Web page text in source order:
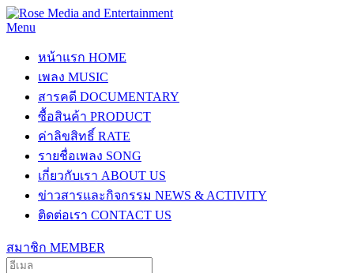
Menu
หน้าแรก HOME
เพลง MUSIC
สารคดี DOCUMENTARY
ซื้อสินค้า PRODUCT
ค่าลิขสิทธิ์ RATE
รายชื่อเพลง SONG
เกี่ยวกับเรา ABOUT US
ข่าวสารและกิจกรรม NEWS & ACTIVITY
ติดต่อเรา CONTACT US
สมาชิก MEMBER